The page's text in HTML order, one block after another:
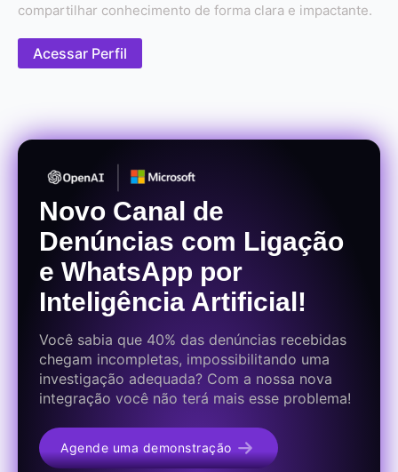
compartilhar conhecimento de forma clara e impactante.
Acessar Perfil
Novo Canal de
Denúncias com Ligação
e WhatsApp por
Inteligência Artificial!
Você sabia que 40% das denúncias recebidas
chegam incompletas, impossibilitando uma
investigação adequada? Com a nossa nova
integração você não terá mais esse problema!
Agende uma demonstração